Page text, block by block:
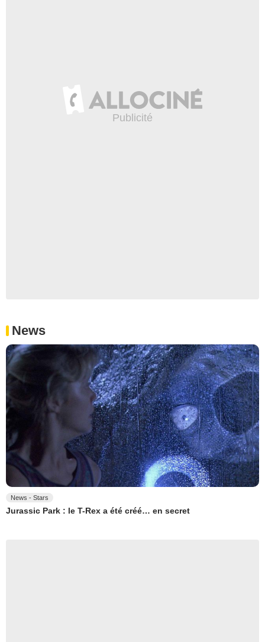
News
News - Stars
Jurassic Park : le T-Rex a été créé… en secret